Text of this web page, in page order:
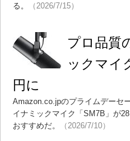
る。
（2026/7/15）
プロ品質
ックマイ
円に
Amazon.co.jpのプライムデーセ
イナミックマイク「SM7B」が
おすすめだ。
（2026/7/10）